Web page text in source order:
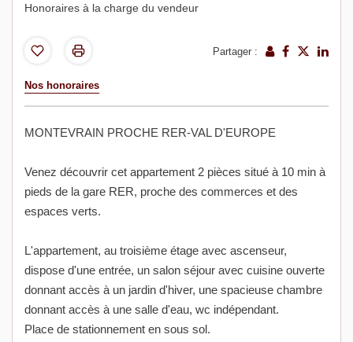
Honoraires à la charge du vendeur
Partager :
Nos honoraires
MONTEVRAIN PROCHE RER-VAL D'EUROPE
Venez découvrir cet appartement 2 pièces situé à 10 min à
pieds de la gare RER, proche des commerces et des
espaces verts.
L'appartement, au troisième étage avec ascenseur,
dispose d'une entrée, un salon séjour avec cuisine ouverte
donnant accès à un jardin d'hiver, une spacieuse chambre
donnant accès à une salle d'eau, wc indépendant.
Place de stationnement en sous sol.